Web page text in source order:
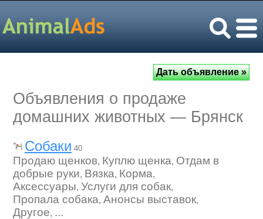
Объявления о продаже
домашних животных — Брянск
Собаки 40
Продаю щенков, Куплю щенка, Отдам в
добрые руки, Вязка, Корма,
Аксессуары, Услуги для собак,
Пропала собака, Анонсы выставок,
Другое, ...